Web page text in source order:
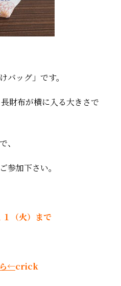
バッグ」です。
財布が横に入る大きさで
、
参加下さい。
（火）まで
ら←crick